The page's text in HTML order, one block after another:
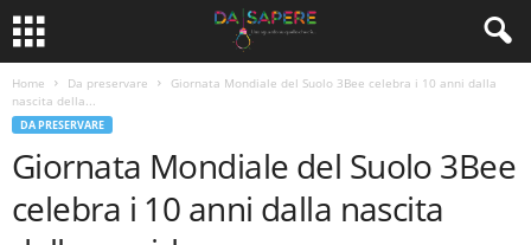
Home Da preservare
Giornata Mondiale del Suolo 3Bee celebra i 10 anni dalla
nascita della...
DA PRESERVARE
Giornata Mondiale del Suolo 3Bee
celebra i 10 anni dalla nascita